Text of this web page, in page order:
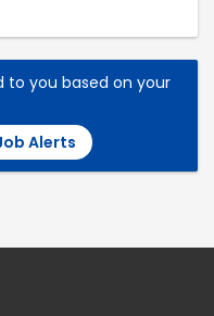
to you based on your
Alerts